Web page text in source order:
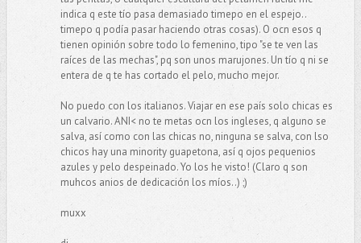
indica q este tío pasa demasiado timepo en el espejo..
timepo q podía pasar haciendo otras cosas). O ocn esos q
tienen opinión sobre todo lo femenino, tipo "se te ven las
raíces de las mechas", pq son unos marujones. Un tío q ni se
entera de q te has cortado el pelo, mucho mejor.
No puedo con los italianos. Viajar en ese país solo chicas es
un calvario. ANI< no te metas ocn los ingleses, q alguno se
salva, así como con las chicas no, ninguna se salva, con lso
chicos hay una minority guapetona, así q ojos pequenios
azules y pelo despeinado. Yo los he visto! (Claro q son
muhcos anios de dedicación los míos..) ;)
muxx